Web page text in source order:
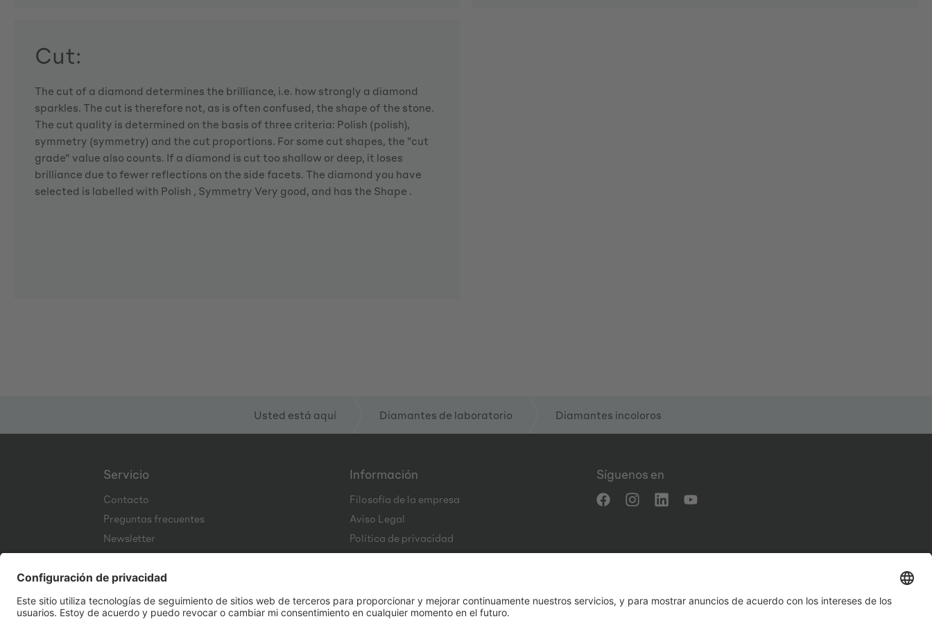
Cut:
The cut of a diamond determines the brilliance, i.e. how strongly a diamond
sparkles. The cut is therefore not, as is often confused, the shape of the stone.
The cut quality is determined on the basis of three criteria: Polish (polish),
symmetry (symmetry) and the cut proportions. For some cut shapes, the "cut
grade" value also counts. If a diamond is cut too shallow or deep, it loses
brilliance due to fewer reflections on the side facets. The diamond you have
selected is labelled with Polish , Symmetry Very good, and has the Shape .
Usted está aquí Diamantes de laboratorio Diamantes incoloros
Servicio
Contacto
Preguntas frecuentes
Newsletter
Corporate Website
Información
Filosofía de la empresa
Aviso Legal
Política de privacidad
CGC
Síguenos en